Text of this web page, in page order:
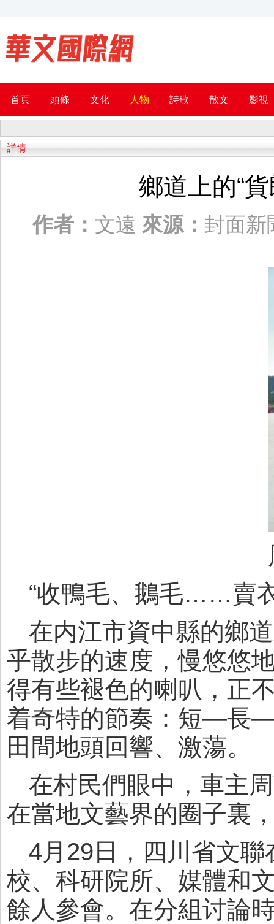
首頁 頭條 文化 人物 詩歌 散文 影視
詳情
鄉道上的“
作者： 文遠 來源： 封面
“收鴨毛、鵝毛……賣
在内江市資中縣的鄉
乎散步的速度，慢悠悠
得有些褪色的喇叭，正
着奇特的節奏：短—長
田間地頭回響、激蕩。
在村民們眼中，車主
在當地文藝界的圈子裏
4月29日，四川省文
校、科研院所、媒體和
餘人參會。在分組讨論